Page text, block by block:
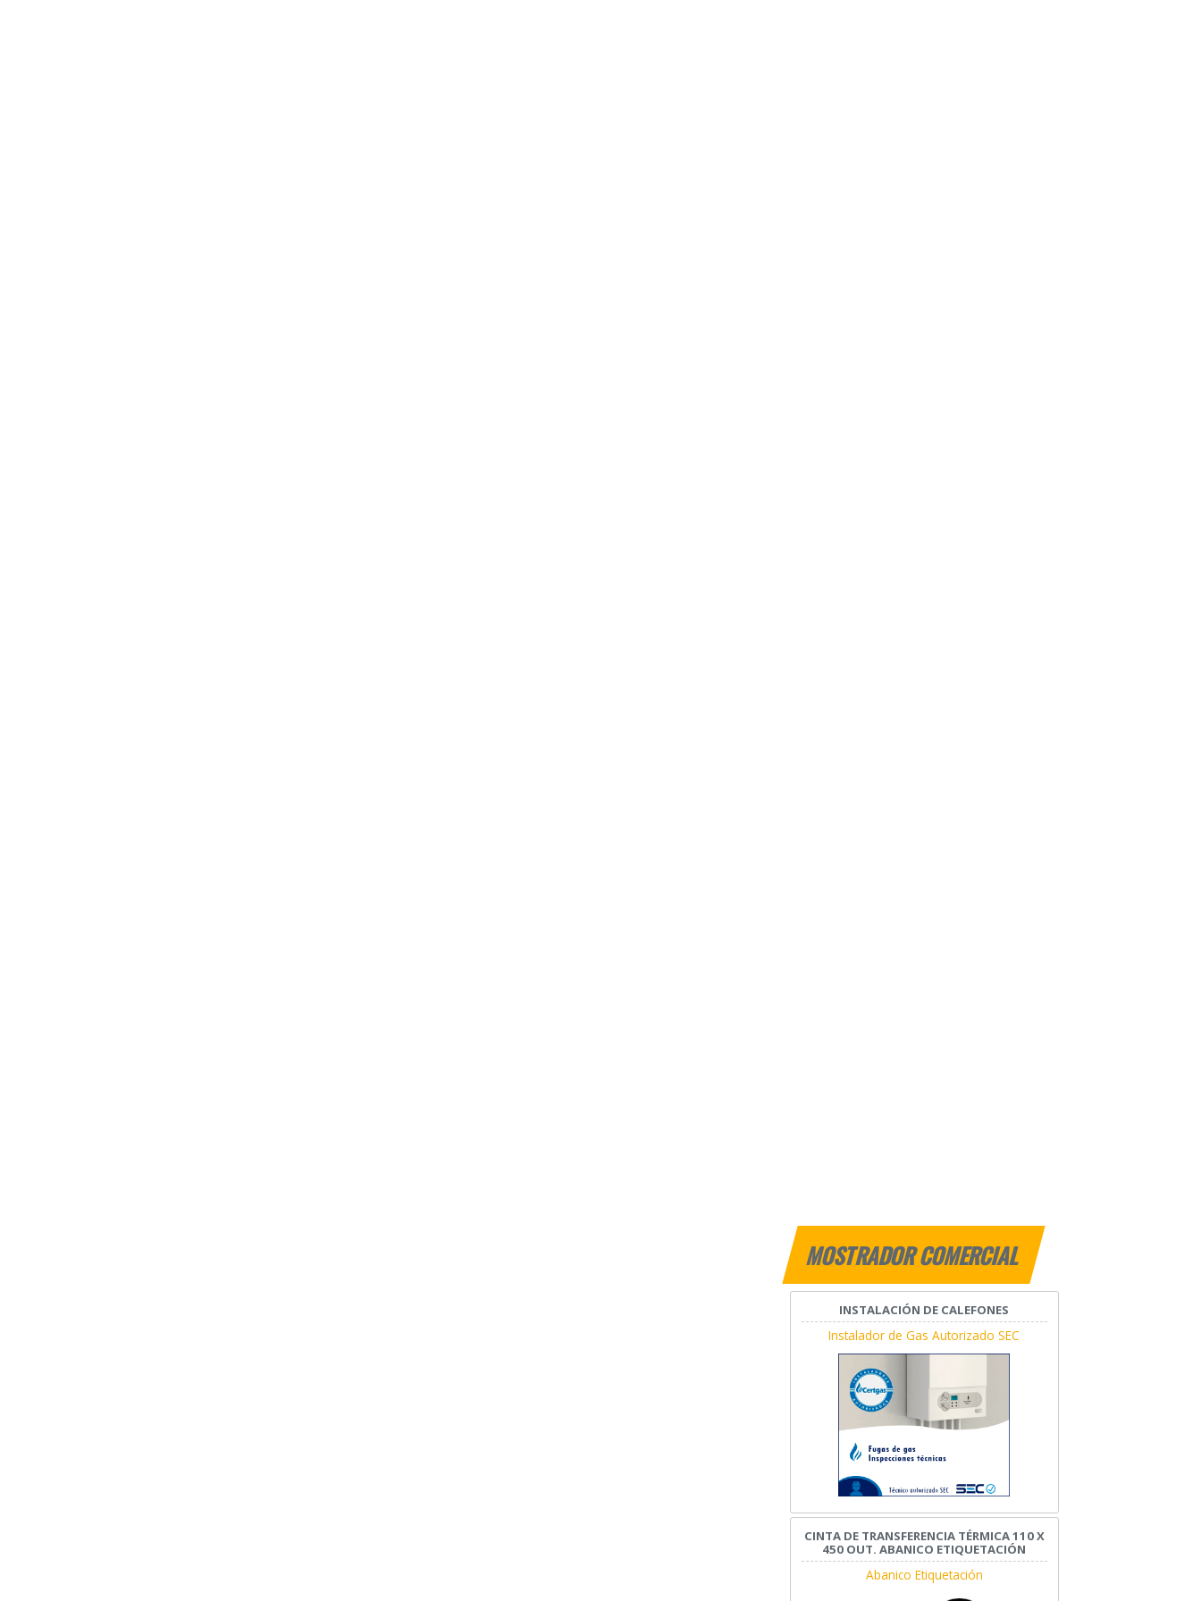
MOSTRADOR COMERCIAL
INSTALACIÓN DE CALEFONES
Instalador de Gas Autorizado SEC
CINTA DE TRANSFERENCIA TÉRMICA 110 X
450 OUT. ABANICO ETIQUETACIÓN
Abanico Etiquetación